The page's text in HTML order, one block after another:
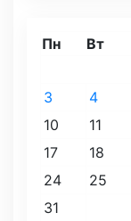
Пн Вт
3
4
10
11
17
18
24
25
31